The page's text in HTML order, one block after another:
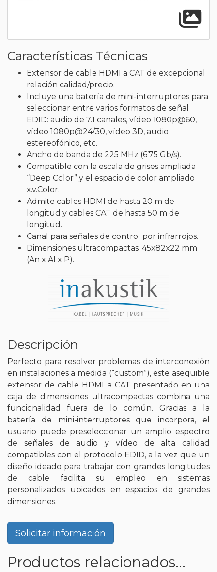
Características Técnicas
Extensor de cable HDMI a CAT de excepcional
relación calidad/precio.
Incluye una batería de mini-interruptores para
seleccionar entre varios formatos de señal
EDID: audio de 7.1 canales, vídeo 1080p@60,
vídeo 1080p@24/30, vídeo 3D, audio
estereofónico, etc.
Ancho de banda de 225 MHz (6’75 Gb/s).
Compatible con la escala de grises ampliada
“Deep Color” y el espacio de color ampliado
x.v.Color.
Admite cables HDMI de hasta 20 m de
longitud y cables CAT de hasta 50 m de
longitud.
Canal para señales de control por infrarrojos.
Dimensiones ultracompactas: 45x82x22 mm
(An x Al x P).
Descripción
Perfecto para resolver problemas de interconexión
en instalaciones a medida (“custom”), este asequible
extensor de cable HDMI a CAT presentado en una
caja de dimensiones ultracompactas combina una
funcionalidad fuera de lo común. Gracias a la
batería de mini-interruptores que incorpora, el
usuario puede preseleccionar un amplio espectro
de señales de audio y vídeo de alta calidad
compatibles con el protocolo EDID, a la vez que un
diseño ideado para trabajar con grandes longitudes
de cable facilita su empleo en sistemas
personalizados ubicados en espacios de grandes
dimensiones.
Solicitar información
Productos relacionados...